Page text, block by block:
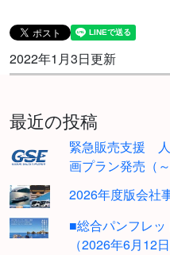
2022年1月3日更新
最近の投稿
緊急販売支援
画プラン発売（
2026年度版会社
■総合パンフレ
（2026年6月12